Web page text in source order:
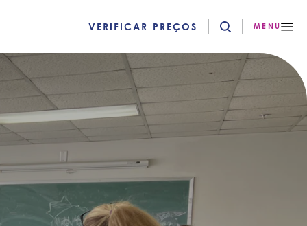
VERIFICAR PREÇOS MENU